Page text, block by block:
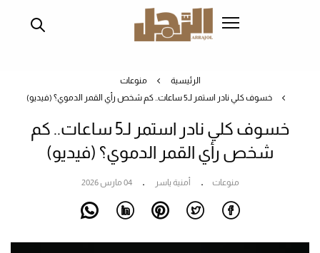
الرئيسية
منوعات
خسوف كلي نادر استمر لـ5 ساعات.. كم شخص رأي القمر الدموي؟ (فيديو)
خسوف كلي نادر استمر لـ5 ساعات.. كم
شخص رأي القمر الدموي؟ (فيديو)
منوعات أمنية ياسر 04 مارس 2026